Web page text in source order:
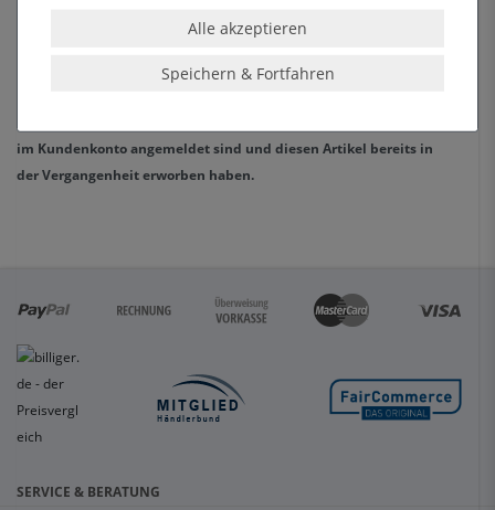
im Kundenkonto angemeldet sind und diesen Artikel bereits in
der Vergangenheit erworben haben.
SERVICE & BERATUNG
Alle akzeptieren
Speichern & Fortfahren